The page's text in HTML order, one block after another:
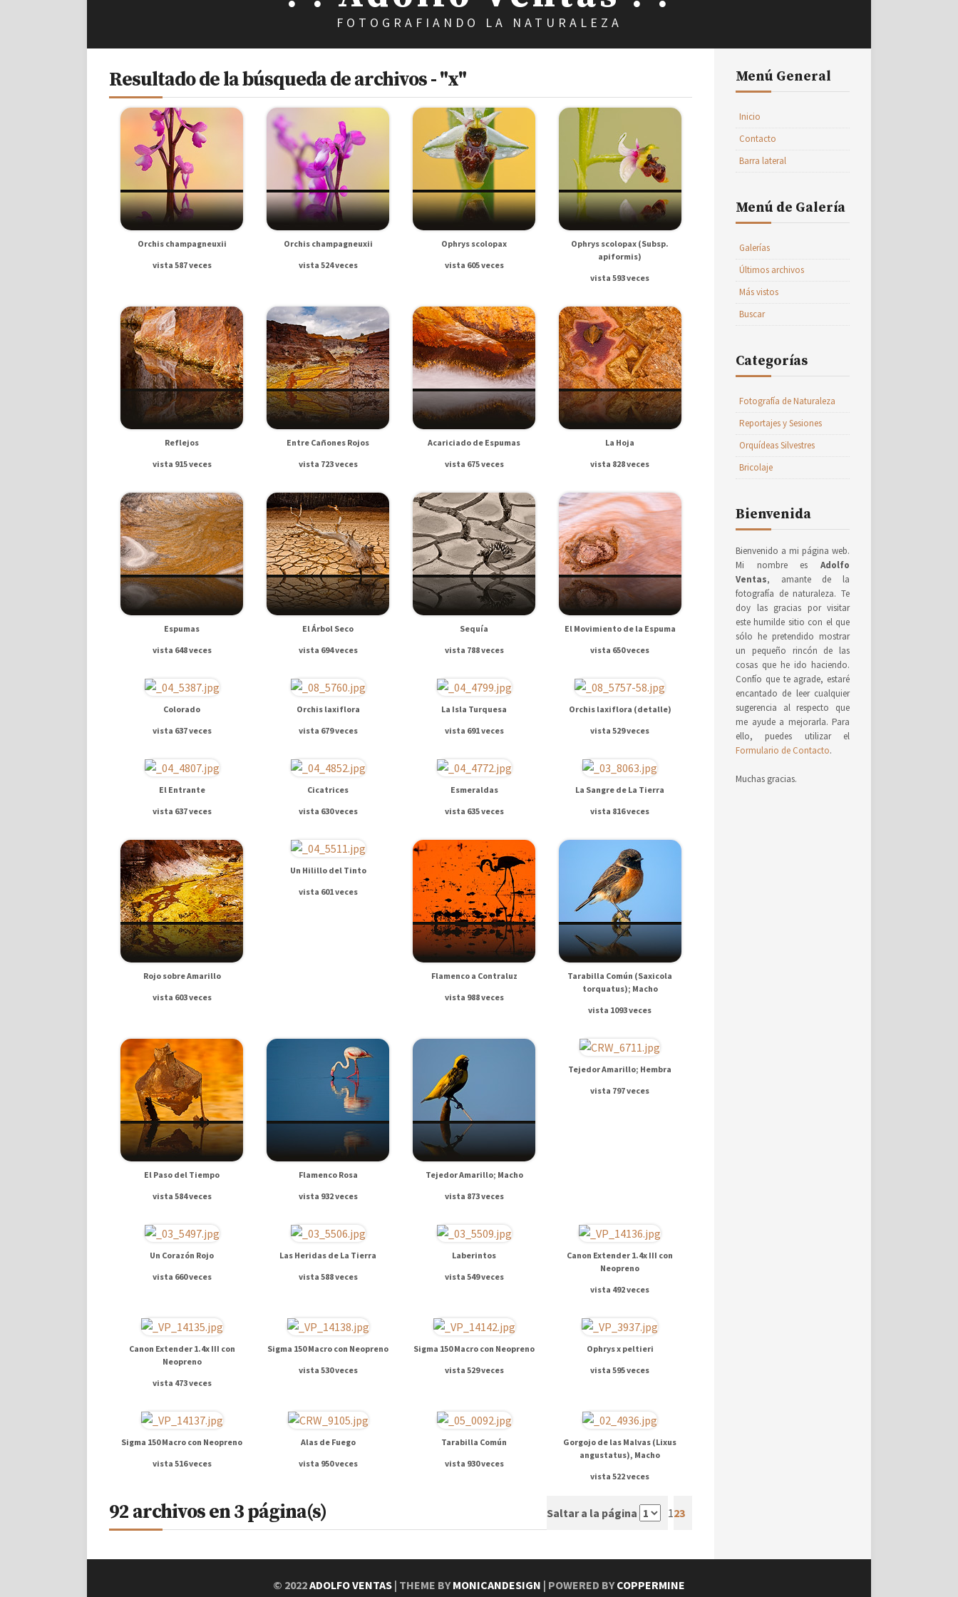
FOTOGRAFIANDO LA NATURALEZA
Resultado de la búsqueda de archivos - "x"
Orchis champagneuxii
vista 587 veces
Orchis champagneuxii
vista 524 veces
Ophrys scolopax
vista 605 veces
Ophrys scolopax (Subsp.
apiformis)
vista 593 veces
Reflejos
vista 915 veces
Entre Cañones Rojos
vista 723 veces
Acariciado de Espumas
vista 675 veces
La Hoja
vista 828 veces
Espumas
vista 648 veces
El Árbol Seco
vista 694 veces
Sequía
vista 788 veces
El Movimiento de la Espuma
vista 650 veces
Colorado
vista 637 veces
Orchis laxiflora
vista 679 veces
La Isla Turquesa
vista 691 veces
Orchis laxiflora (detalle)
vista 529 veces
El Entrante
vista 637 veces
Cicatrices
vista 630 veces
Esmeraldas
vista 635 veces
La Sangre de La Tierra
vista 816 veces
Rojo sobre Amarillo
vista 603 veces
Un Hilillo del Tinto
vista 601 veces
Flamenco a Contraluz
vista 988 veces
Tarabilla Común (Saxicola
torquatus); Macho
vista 1093 veces
El Paso del Tiempo
vista 584 veces
Flamenco Rosa
vista 932 veces
Tejedor Amarillo; Macho
vista 873 veces
Tejedor Amarillo; Hembra
vista 797 veces
Un Corazón Rojo
vista 660 veces
Las Heridas de La Tierra
vista 588 veces
Laberintos
vista 549 veces
Canon Extender 1.4x III con
Neopreno
vista 492 veces
Canon Extender 1.4x III con
Neopreno
vista 473 veces
Sigma 150 Macro con Neopreno
vista 530 veces
Sigma 150 Macro con Neopreno
vista 529 veces
Ophrys x peltieri
vista 595 veces
Sigma 150 Macro con Neopreno
vista 516 veces
Alas de Fuego
vista 950 veces
Tarabilla Común
vista 930 veces
Gorgojo de las Malvas (Lixus
angustatus), Macho
vista 522 veces
92 archivos en 3 página(s) Saltar a la página 123
Menú General
Inicio
Contacto
Barra lateral
Menú de Galería
Galerías
Últimos archivos
Más vistos
Buscar
Categorías
Fotografía de Naturaleza
Reportajes y Sesiones
Orquídeas Silvestres
Bricolaje
Bienvenida
Bienvenido a mi página web.
Mi nombre es Adolfo
Ventas, amante de la
fotografía de naturaleza. Te
doy las gracias por visitar
este humilde sitio con el que
sólo he pretendido mostrar
un pequeño rincón de las
cosas que he ido haciendo.
Confío que te agrade, estaré
encantado de leer cualquier
sugerencia al respecto que
me ayude a mejorarla. Para
ello, puedes utilizar el
Formulario de Contacto.
Muchas gracias.
© 2022ADOLFO VENTAS | THEME BYMONICANDESIGN | POWERED BYCOPPERMINE